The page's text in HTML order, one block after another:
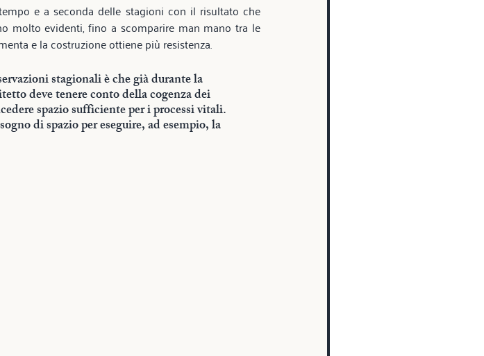
e a seconda delle stagioni con il risultato che
molto evidenti, fino a scomparire man mano tra le
e la costruzione ottiene più resistenza.
stagionali è che già durante la
deve tenere conto della cogenza dei
spazio sufficiente per i processi vitali.
di spazio per eseguire, ad esempio, la